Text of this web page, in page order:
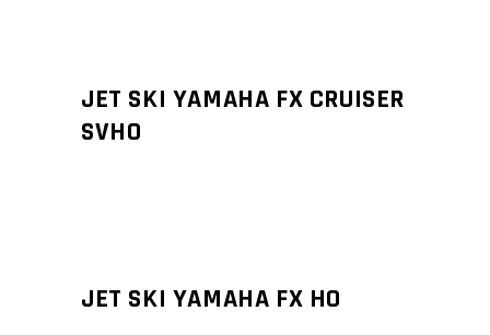
JET SKI YAMAHA FX CRUISER
SVHO
JET SKI YAMAHA FX HO